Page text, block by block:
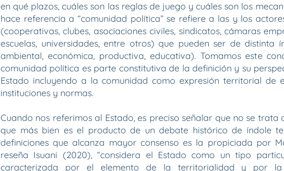
en qué plazos, cuáles son las reglas de juego y cuáles son los
hace referencia a “comunidad política” se refiere a las y los
(cooperativas, clubes, asociaciones civiles, sindicatos, cámaras
escuelas, universidades, entre otros) que pueden ser de distinta
ambiental, económica, productiva, educativa). Tomamos este
comunidad política es parte constitutiva de la definición y su
Estado incluyendo a la comunidad como expresión territorial de
instituciones y normas.
Cuando nos referimos al Estado, es preciso señalar que no se trata
que más bien es el producto de un debate histórico de índole
definiciones que alcanza mayor consenso es la propiciada por
reseña Isuani (2020), “considera el Estado como un tipo
caracterizada por el elemento de la territorialidad y por